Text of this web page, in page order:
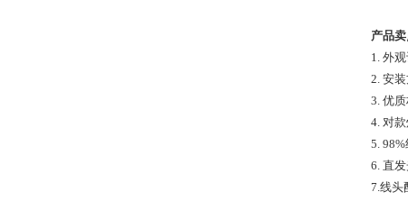
产品卖
1. 外
2. 安
3. 优
4. 对
5.
6. 直
7.线头